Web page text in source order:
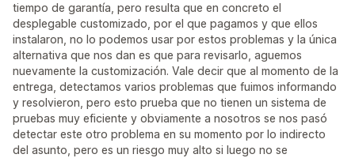
tiempo de garantía, pero resulta que en concreto el
desplegable customizado, por el que pagamos y que ellos
instalaron, no lo podemos usar por estos problemas y la única
alternativa que nos dan es que para revisarlo, aguemos
nuevamente la customización. Vale decir que al momento de la
entrega, detectamos varios problemas que fuimos informando
y resolvieron, pero esto prueba que no tienen un sistema de
pruebas muy eficiente y obviamente a nosotros se nos pasó
detectar este otro problema en su momento por lo indirecto
del asunto, pero es un riesgo muy alto si luego no se